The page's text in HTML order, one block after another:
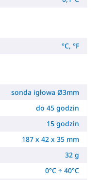
°C, °F
sonda igłowa Ø3mm
do 45 godzin
15 godzin
187 x 42 x 35 mm
32 g
0°C ÷ 40°C